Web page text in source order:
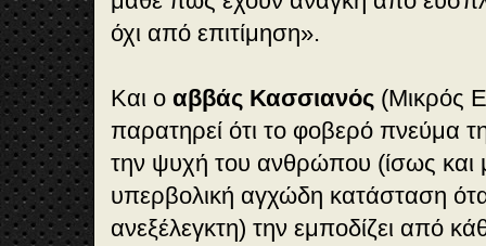
όχι από επιτίμηση».
Και ο αββάς Κασσιανός (Μικρός
παρατηρεί ότι το φοβερό πνεύμα
την ψυχή του ανθρώπου (ίσως και
υπερβολική αγχώδη κατάσταση
ανεξέλεγκτη) την εμποδίζει από